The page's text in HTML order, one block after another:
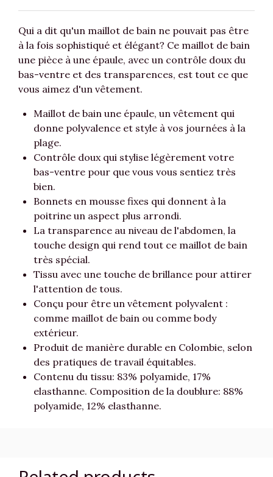
Qui a dit qu'un maillot de bain ne pouvait pas être
à la fois sophistiqué et élégant? Ce maillot de bain
une pièce à une épaule, avec un contrôle doux du
bas-ventre et des transparences, est tout ce que
vous aimez d'un vêtement.
Maillot de bain une épaule, un vêtement qui
donne polyvalence et style à vos journées à la
plage.
Contrôle doux qui stylise légèrement votre
bas-ventre pour que vous vous sentiez très
bien.
Bonnets en mousse fixes qui donnent à la
poitrine un aspect plus arrondi.
La transparence au niveau de l'abdomen, la
touche design qui rend tout ce maillot de bain
très spécial.
Tissu avec une touche de brillance pour attirer
l'attention de tous.
Conçu pour être un vêtement polyvalent :
comme maillot de bain ou comme body
extérieur.
Produit de manière durable en Colombie, selon
des pratiques de travail équitables.
Contenu du tissu: 83% polyamide, 17%
elasthanne. Composition de la doublure: 88%
polyamide, 12% elasthanne.